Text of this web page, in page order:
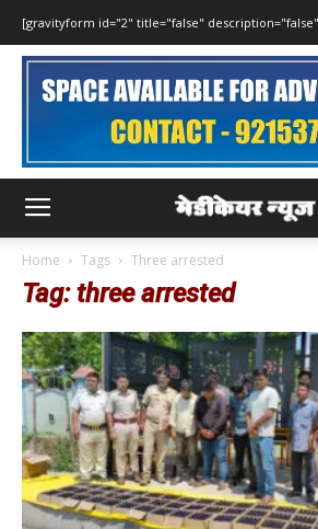
[gravityform id="2" title="false"
Home Tags Three arrested
Tag: three arrested